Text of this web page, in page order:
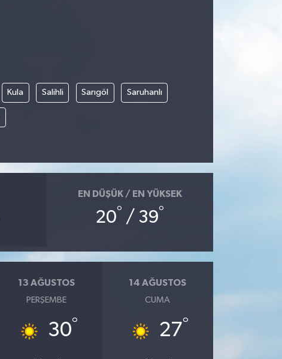
Kula Salihli Sarıgöl Saruhanlı
EN DÜŞÜK / EN YÜKSEK
20° / 39°
13 AĞUSTOS
PERŞEMBE
30°
14 AĞUSTOS
CUMA
27°